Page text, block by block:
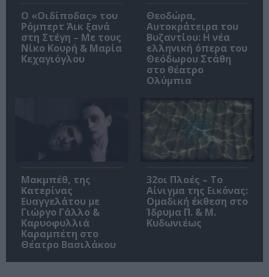
O «Οιδίποδας» του
Ρόμπερτ Άικ ξανά
στη Στέγη – Με τους
Νίκο Κουρή & Μαρία
Κεχαγιόγλου
Θεοδώρα,
Αυτοκράτειρα του
Βυζαντίου: Η νέα
ελληνική όπερα του
Θεόδωρου Στάθη
στο θέατρο
Ολύμπια
Μακμπέθ, της
Κατερίνας
Ευαγγελάτου με
Γιώργο Γάλλο &
Καρυοφυλλιά
Καραμπέτη στο
Θέατρο Βασιλάκου
32οι Πλοές – Το
Αίνιγμα της Εικόνας:
Ομαδική έκθεση στο
Ίδρυμα Π. & Μ.
Κυδωνιέως